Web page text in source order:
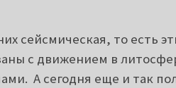
сейсмическая, то есть
с движением в
А сегодня еще и так